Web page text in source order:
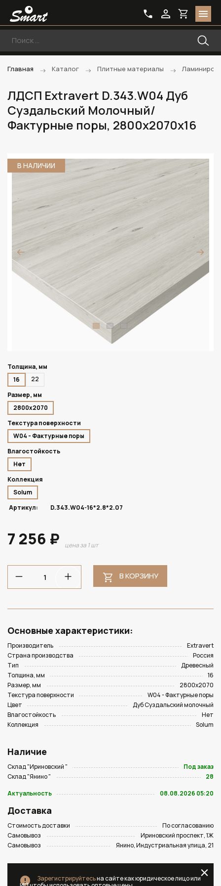
Главная Каталог Плитные материалы
ЛДСП Extravert D.343.W04 Дуб
Суздальский Молочный/
Фактурные поры, 2800х2070х16
В НАЛИЧИИ
Толщина, мм
16
22
Размер, мм
2800х2070
Текстура поверхности
W04 - Фактурные поры
Влагостойкость
Нет
Коллекция
Solum
Артикул:
D.343.W04-16*2.8*2.07
7 256 ₽ цена за 1 шт
В КОРЗИНУ
Основные характеристики:
Производитель
Extravert
Страна производства
Россия
Тип
Древесный
Толщина, мм
16
Размер, мм
2800х2070
Текстура поверхности
W04 - Фактурные поры
Цвет
Дуб Суздальский молочный
Влагостойкость
Нет
Коллекция
Solum
Наличие
Склад "Ириновский "
Под заказ
Склад "Янино "
28
Актуальность
08.08.2026 05:20
Доставка
Стоимость доставки
По согласованию
Самовывоз
Ириновский проспект, 1Ж
Самовывоз
Янино, Индустриальная улица, 21
Зарегистрируйтесьна сайте как юридическое лицо или